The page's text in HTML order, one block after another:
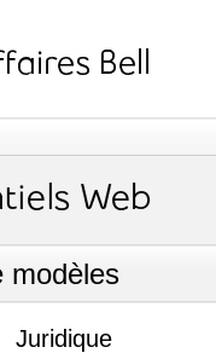
modèles
Juridique